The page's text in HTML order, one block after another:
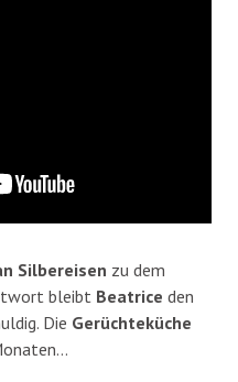
Silbereisen zu dem
bleibt Beatrice den
Die Gerüchteküche